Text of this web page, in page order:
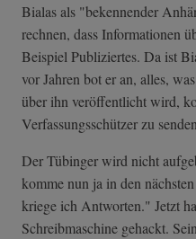
Bialas als "bekennender
rechnen, dass Informationen
Beispiel Publiziertes. Da ist
vor Jahren bot er an, alles,
über ihn veröffentlicht wird,
Verfassungsschützer zu
Der Tübinger wird nicht
komme nun ja in den
kriege ich Antworten." Jetzt
Schreibmaschine gehackt.